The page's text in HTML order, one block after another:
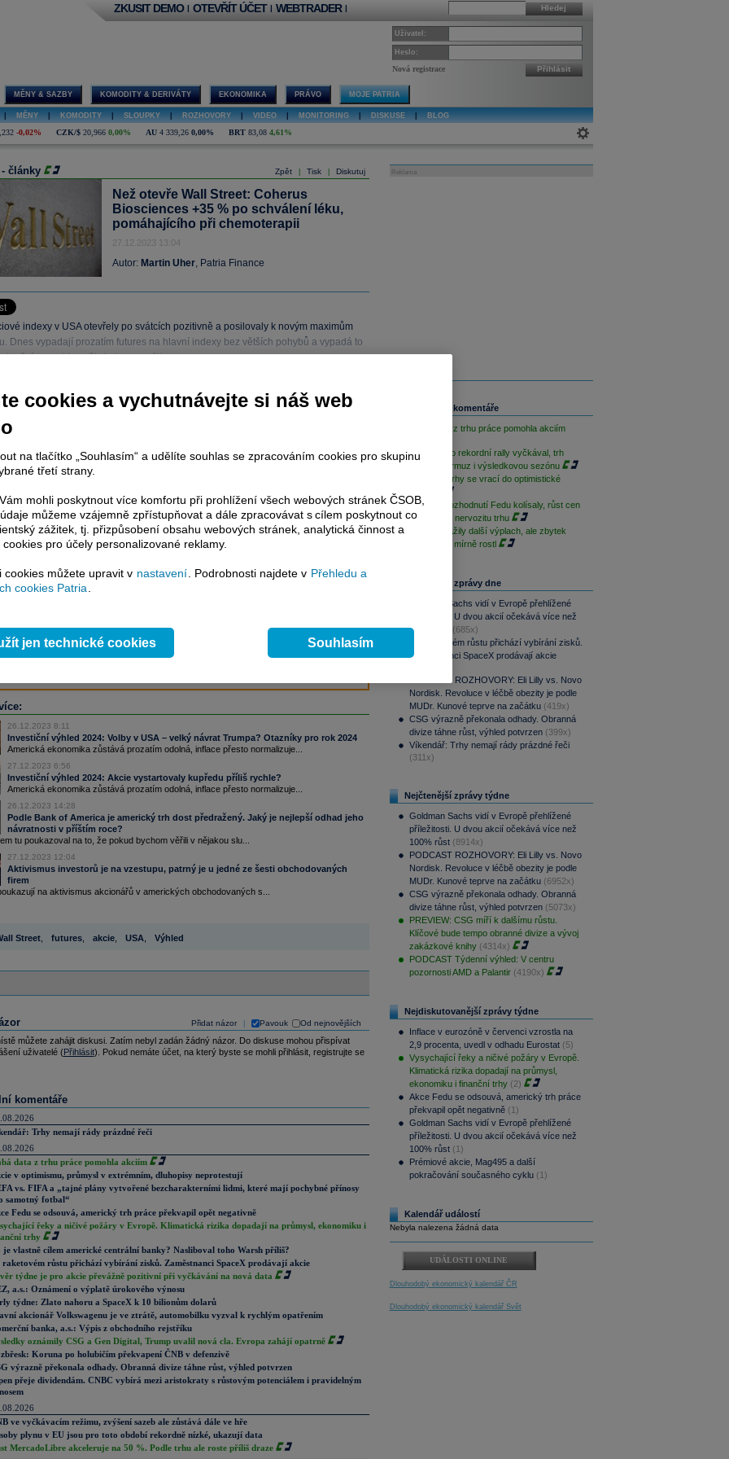
Hledej
ZKUSIT DEMO | OTEVŘÍT ÚČET | WEBTRADER |
Uživatel:
Heslo:
Nová registrace Přihlásit
MĚNY & SAZBY KOMODITY & DERIVÁTY EKONOMIKA PRÁVO MOJE PATRIA
MĚNY KOMODITY SLOUPKY ROZHOVORY VIDEO MONITORING DISKUSE BLOG
-0,02% CZK/$ 20,966 0,00% AU 4 339,26 0,00% BRT 83,08 4,61%
Zpět Tisk Diskutuj
- články
Než otevře Wall Street: Coherus
Biosciences +35 % po schválení léku,
pomáhajícího při chemoterapii
27.12.2023 13:04
Autor: Martin Uher, Patria Finance
indexy v USA otevřely po svátcích pozitivně a posilovaly k novým maximům
Dnes vypadají prozatím futures na hlavní indexy bez větších pohybů a vypadá to
dnešní seanci by měly indexy posílit.
článku je dostupné jen klientům placených služeb
Plus
služeb, potom je nutné sePřihlásit.
kekompletnímu zpravodajství
bez jakýchkoliv omezení. Veškeré
komentáře a horké zprávy jsou
terminálovou metodou (bez nutnosti obnovovat stránku) bez
zpravodajství, ale i další služby získáte v Patria Plus / Investor Plus -
avaluace, ekonomické fundamenty více
26.12.2023 8:11
Investiční výhled 2024: Volby v USA – velký návrat Trumpa? Otazníky pro rok 2024
Americká ekonomika zůstává prozatím odolná, inflace přesto normalizuje...
27.12.2023 6:56
Investiční výhled 2024: Akcie vystartovaly kupředu příliš rychle?
Americká ekonomika zůstává prozatím odolná, inflace přesto normalizuje...
26.12.2023 14:28
Podle Bank of America je americký trh dost předražený. Jaký je nejlepší odhad jeho
návratnosti v příštím roce?
tu poukazoval na to, že pokud bychom věřili v nějakou slu...
27.12.2023 12:04
Aktivismus investorů je na vzestupu, patrný je u jedné ze šesti obchodovaných
firem
na aktivismus akcionářů v amerických obchodovaných s...
Street, futures, akcie, USA Výhled
Přidat názor Pavouk Od nejnovějších
můžete zahájit diskusi. Zatím nebyl zadán žádný názor. Do diskuse mohou přispívat
uživatelé (Přihlásit). Pokud nemáte účet, na který byste se mohli přihlásit, registrujte se
komentáře
Trhy nemají rády prázdné řeči
data z trhu práce pomohla akciím
v optimismu, průmysl v extrémním, dluhopisy neprotestují
vs. FIFA a „tajné plány vytvořené bezcharakterními lidmi, které mají pochybné přínosy
samotný fotbal“
Fedu se odsouvá, americký trh práce překvapil opět negativně
řeky a ničivé požáry v Evropě. Klimatická rizika dopadají na průmysl, ekonomiku i
trhy
je vlastně cílem americké centrální banky? Nasliboval toho Warsh příliš?
raketovém růstu přichází vybírání zisků. Zaměstnanci SpaceX prodávají akcie
týdne je pro akcie převážně pozitivní při vyčkávání na nová data
a.s.: Oznámení o výplatě úrokového výnosu
týdne: Zlato nahoru a SpaceX k 10 bilionům dolarů
akcionář Volkswagenu je ve ztrátě, automobilku vyzval k rychlým opatřením
banka, a.s.: Výpis z obchodního rejstříku
oznámily CSG a Gen Digital, Trump uvalil nová cla. Evropa zahájí opatrně
Koruna po holubičím překvapení ČNB v defenzivě
výrazně překonala odhady. Obranná divize táhne růst, výhled potvrzen
přeje dividendám. CNBC vybírá mezi aristokraty s růstovým potenciálem i pravidelným
ve vyčkávacím režimu, zvýšení sazeb ale zůstává dále ve hře
plynu v EU jsou pro toto období rekordně nízké, ukazují data
MercadoLibre akceleruje na 50 %. Podle trhu ale roste příliš draze
Reklama
Související komentáře
Slabá data z trhu práce pomohla akciím
S&P 500 po rekordní rally vyčkával, trh
sleduje Hormuz i výsledkovou sezónu
Americké trhy se vrací do optimistické
Akcie po rozhodnutí Fedu kolísaly, růst cen
ropy zvýšil nervozitu trhu
AI akcie zažily další výplach, ale zbytek
Wall Street mírně rostl
Nejčtenější zprávy dne
Goldman Sachs vidí v Evropě přehlížené
příležitosti. U dvou akcií očekává více než
100% růst
(685x)
Po raketovém růstu přichází vybírání zisků.
Zaměstnanci SpaceX prodávají akcie
PODCAST ROZHOVORY: Eli Lilly vs. Novo
Nordisk. Revoluce v léčbě obezity je podle
MUDr. Kunové teprve na začátku (419x)
CSG výrazně překonala odhady. Obranná
divize táhne růst, výhled potvrzen (399x)
Víkendář: Trhy nemají rády prázdné řeči
(311x)
Nejčtenější zprávy týdne
Goldman Sachs vidí v Evropě přehlížené
příležitosti. U dvou akcií očekává více než
100% růst (8914x)
PODCAST ROZHOVORY: Eli Lilly vs. Novo
Nordisk. Revoluce v léčbě obezity je podle
MUDr. Kunové teprve na začátku (6952x)
CSG výrazně překonala odhady. Obranná
divize táhne růst, výhled potvrzen (5073x)
PREVIEW: CSG míří k dalšímu růstu.
Klíčové bude tempo obranné divize a vývoj
zakázkové knihy (4314x)
PODCAST Týdenní výhled: V centru
pozornosti AMD a Palantir (4190x)
Nejdiskutovanější zprávy týdne
Inflace v eurozóně v červenci vzrostla na
2,9 procenta, uvedl v odhadu Eurostat (5)
Vysychající řeky a ničivé požáry v Evropě.
Klimatická rizika dopadají na průmysl,
ekonomiku i finanční trhy (2)
Akce Fedu se odsouvá, americký trh práce
překvapil opět negativně (1)
Goldman Sachs vidí v Evropě přehlížené
příležitosti. U dvou akcií očekává více než
100% růst (1)
Prémiové akcie, Mag495 a další
pokračování současného cyklu (1)
Kalendář událostí
Nebyla nalezena žádná data
UDÁLOSTI ONLINE
Dlouhodobý ekonomický kalendář ČR
Dlouhodobý ekonomický kalendář Svět
cookies a vychutnávejte si náš web
na tlačítko „Souhlasím“ a udělíte souhlas se zpracováním cookies pro skupinu
třetí strany.
mohli poskytnout více komfortu při prohlížení všech webových stránek ČSOB,
můžeme vzájemně zpřístupňovat a dále zpracovávat s cílem poskytnout co
zážitek, tj. přizpůsobení obsahu webových stránek, analytická činnost a
pro účely personalizované reklamy.
cookies můžete upravit v nastavení . Podrobnosti najdete v Přehledu a
cookies Patria
jen technické cookies Souhlasím